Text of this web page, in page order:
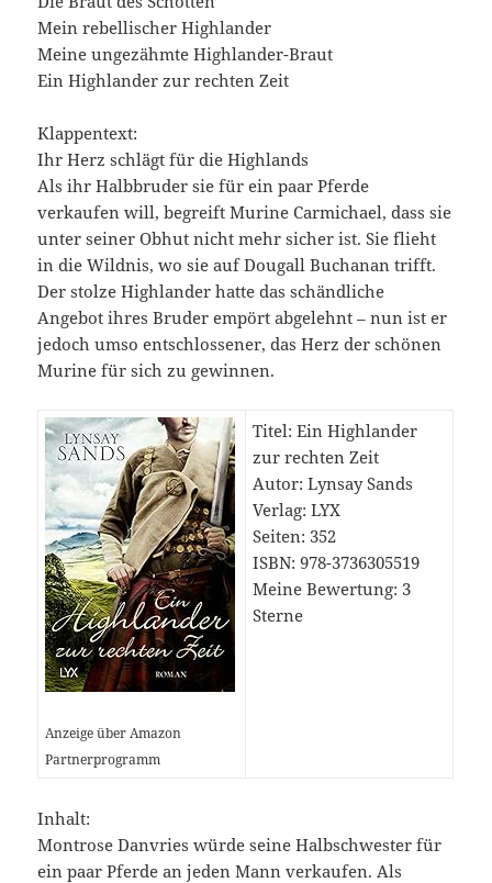
Mein rebellischer Highlander
Meine ungezähmte Highlander-Braut
Ein Highlander zur rechten Zeit
Klappentext:
Ihr Herz schlägt für die Highlands
Als ihr Halbbruder sie für ein paar Pferde
verkaufen will, begreift Murine Carmichael, dass sie
unter seiner Obhut nicht mehr sicher ist. Sie flieht
in die Wildnis, wo sie auf Dougall Buchanan trifft.
Der stolze Highlander hatte das schändliche
Angebot ihres Bruder empört abgelehnt – nun ist er
jedoch umso entschlossener, das Herz der schönen
Murine für sich zu gewinnen.
Anzeige über Amazon
Partnerprogramm
Titel: Ein Highlander
zur rechten Zeit
Autor: Lynsay Sands
Verlag: LYX
Seiten: 352
ISBN: 978-3736305519
Meine Bewertung: 3
Sterne
Inhalt:
Montrose Danvries würde seine Halbschwester für
ein paar Pferde an jeden Mann verkaufen. Als